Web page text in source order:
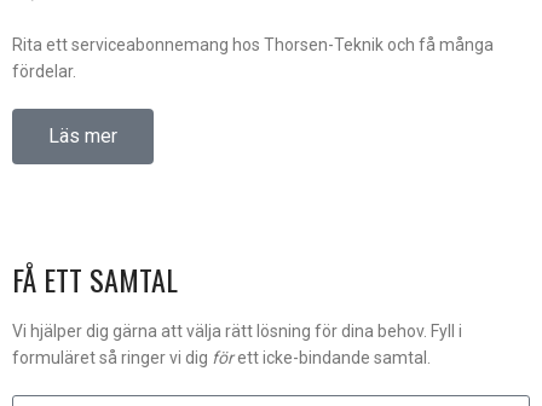
Rita ett serviceabonnemang hos Thorsen-Teknik och få många
fördelar.
Läs mer
FÅ ETT SAMTAL
Vi hjälper dig gärna att välja rätt lösning för dina behov. Fyll i
formuläret så ringer vi dig förett icke-bindande samtal.